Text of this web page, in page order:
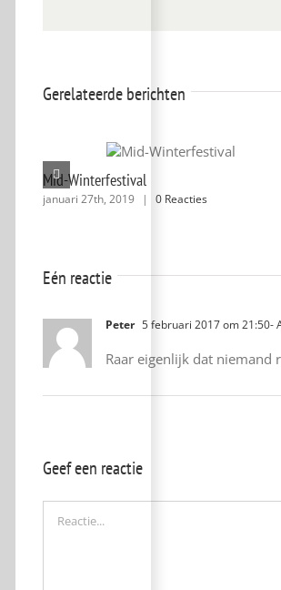
Gerelateerde berichten
Mid-Winterfestival
januari 27th, 2019 | 0 Reacties
Eén reactie
Peter 5 februari 2017 om 21:50-
Raar eigenlijk dat niemand
Geef een reactie
Reactie